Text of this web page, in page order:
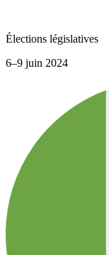
Élections législatives
6–9 juin 2024